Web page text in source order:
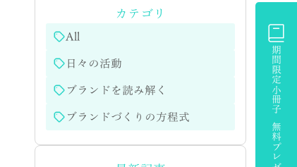
カテゴリ
All
日々の活動
ブランドを読み解く
ブランドづくりの方程式
期間限定小冊子 無料プレゼント